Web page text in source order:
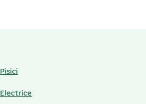
Pisici
Electrice